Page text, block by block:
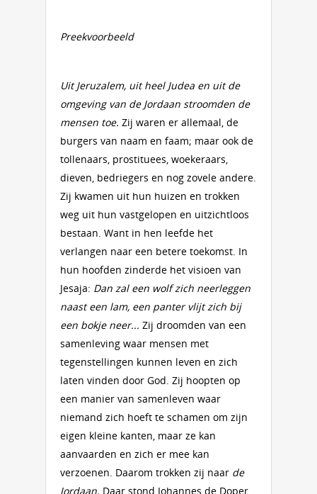
Preekvoorbeeld
Uit Jeruzalem, uit heel Judea en uit de
omgeving van de Jordaan stroomden de
mensen toe. Zij waren er allemaal, de
burgers van naam en faam; maar ook de
tollenaars, prostituees, woekeraars,
dieven, bedriegers en nog zovele andere.
Zij kwamen uit hun huizen en trokken
weg uit hun vastgelopen en uitzichtloos
bestaan. Want in hen leefde het
verlangen naar een betere toekomst. In
hun hoofden zinderde het visioen van
Jesaja: Dan zal een wolf zich neerleggen
naast een lam, een panter vlijt zich bij
een bokje neer... Zij droomden van een
samenleving waar mensen met
tegenstellingen kunnen leven en zich
laten vinden door God. Zij hoopten op
een manier van samenleven waar
niemand zich hoeft te schamen om zijn
eigen kleine kanten, maar ze kan
aanvaarden en zich er mee kan
verzoenen. Daarom trokken zij naar de
Jordaan. Daar stond Johannes de Doper.